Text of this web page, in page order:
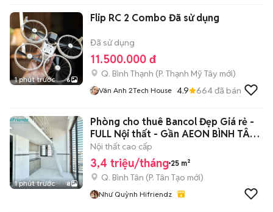
1 phút trước 6
Flip RC 2 Combo Đã sử dụng
Đã sử dụng
11.500.000 đ
Q. Bình Thạnh (P. Thạnh Mỹ Tây mới)
Vân Anh 2Tech House 4.9 664đã bán
1 phút trước 8
Phòng cho thuê Bancol Đẹp Giá rẻ -
FULL Nội thất - Gần AEON BÌNH TÂN
🌟
Nội thất cao cấp
3,4 triệu/tháng 25 m²
Q. Bình Tân (P. Tân Tạo mới)
Như Quỳnh Hifriendz